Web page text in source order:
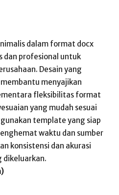
dalam format docx
dan profesional untuk
Desain yang
menyajikan
fleksibilitas format
yang mudah sesuai
template yang siap
waktu dan sumber
konsistensi dan akurasi
dikeluarkan.